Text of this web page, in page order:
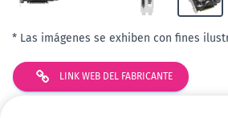
* Las imágenes se exhiben con fines
LINK WEB DEL FABRICANTE